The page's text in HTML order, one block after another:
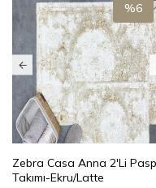
Zebra Casa Anna 2'Li
Takımı-Ekru/Latte
%6